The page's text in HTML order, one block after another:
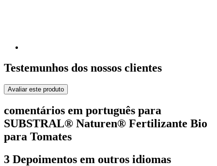
Testemunhos dos nossos clientes
Avaliar este produto
comentários em português para
SUBSTRAL® Naturen® Fertilizante Bio
para Tomates
3 Depoimentos em outros idiomas